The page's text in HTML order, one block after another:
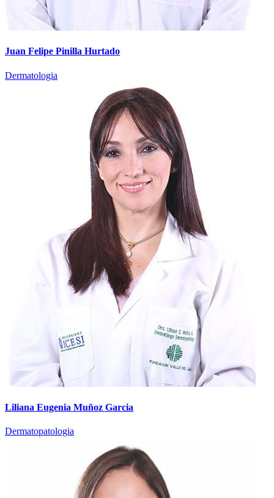
Juan Felipe Pinilla Hurtado
Dermatologia
Liliana Eugenia Muñoz Garcia
Dermatopatologia